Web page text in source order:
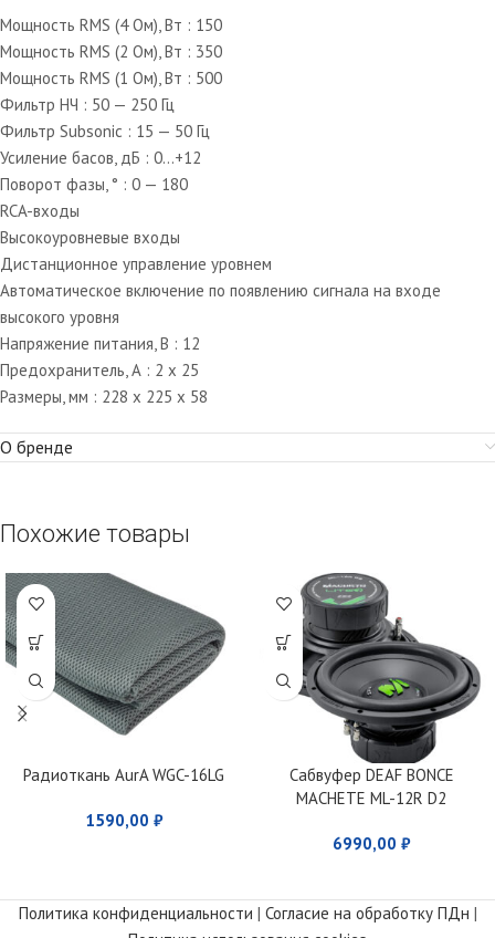
Мощность RMS (4 Ом), Вт : 150
Мощность RMS (2 Ом), Вт : 350
Мощность RMS (1 Ом), Вт : 500
Фильтр НЧ : 50 — 250 Гц
Фильтр Subsonic : 15 — 50 Гц
Усиление басов, дБ : 0…+12
Поворот фазы, ° : 0 — 180
RCA-входы
Высокоуровневые входы
Дистанционное управление уровнем
Автоматическое включение по появлению сигнала на входе
высокого уровня
Напряжение питания, В : 12
Предохранитель, А : 2 x 25
Размеры, мм : 228 x 225 x 58
О бренде
Похожие товары
Радиоткань AurA WGC-16LG
1590,00 ₽
Сабвуфер DEAF BONCE
MACHETE ML-12R D2
6990,00 ₽
Политика конфиденциальности | Согласие на обработку ПДн |